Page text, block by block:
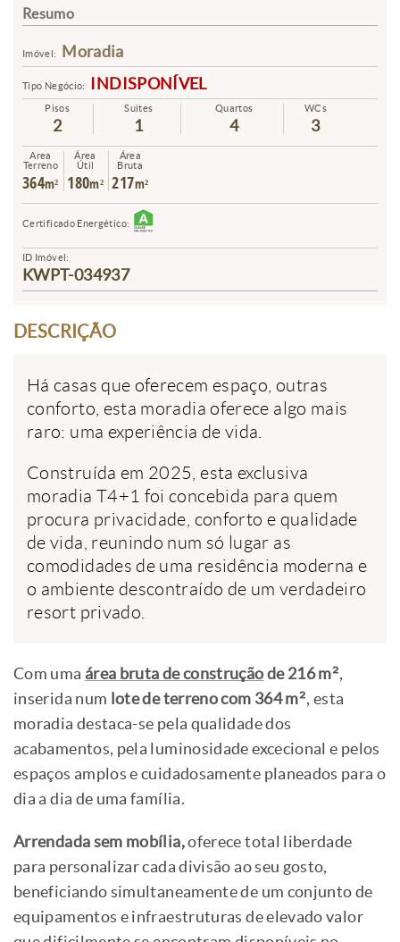
Resumo
Imóvel: Moradia
Tipo Negócio: INDISPONÍVEL
Pisos
2
Suites
1
Quartos
4
WCs
3
Area
Terreno
364m²
Área
Útil
180m²
Área
Bruta
217m²
Certificado Energético:
ID Imóvel:
KWPT-034937
DESCRIÇÃO
Há casas que oferecem espaço, outras
conforto, esta moradia oferece algo mais
raro: uma experiência de vida.
Construída em 2025, esta exclusiva
moradia T4+1 foi concebida para quem
procura privacidade, conforto e qualidade
de vida, reunindo num só lugar as
comodidades de uma residência moderna e
o ambiente descontraído de um verdadeiro
resort privado.
Com uma área bruta de construção de 216 m²,
inserida num lote de terreno com 364 m², esta
moradia destaca-se pela qualidade dos
acabamentos, pela luminosidade excecional e pelos
espaços amplos e cuidadosamente planeados para o
dia a dia de uma família.
Arrendada sem mobília,oferece total liberdade
para personalizar cada divisão ao seu gosto,
beneficiando simultaneamente de um conjunto de
equipamentos e infraestruturas de elevado valor